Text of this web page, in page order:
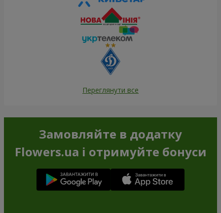
Переглянути все
Замовляйте в додатку
Flowers.ua і отримуйте бонуси